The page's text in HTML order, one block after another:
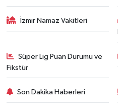
İzmir Namaz Vakitleri
Süper Lig Puan Durumu ve
Fikstür
Son Dakika Haberleri